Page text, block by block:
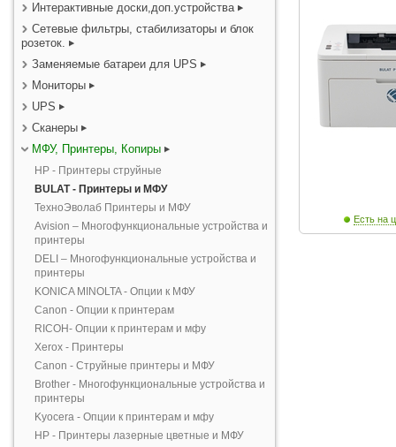
Интерактивные доски,доп.устройства
Сетевые фильтры, стабилизаторы и блок
розеток.
Заменяемые батареи для UPS
Мониторы
UPS
Сканеры
МФУ, Принтеры, Копиры
HP - Принтеры струйные
BULAT - Принтеры и МФУ
ТехноЭволаб Принтеры и МФУ
Avision – Многофункциональные устройства и
принтеры
DELI – Многофункциональные устройства и
принтеры
KONICA MINOLTA - Опции к МФУ
Canon - Опции к принтерам
RICOH- Опции к принтерам и мфу
Xerox - Принтеры
Canon - Струйные принтеры и МФУ
Brother - Многофункциональные устройства и
принтеры
Kyocera - Опции к принтерам и мфу
HP - Принтеры лазерные цветные и МФУ
Есть на